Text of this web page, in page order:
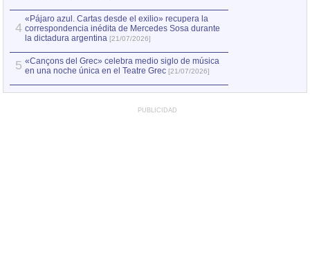
4
«Pájaro azul. Cartas desde el exilio» recupera la
correspondencia inédita de Mercedes Sosa durante
la dictadura argentina [21/07/2026]
5 «Cançons del Grec» celebra medio siglo de música
en una noche única en el Teatre Grec [21/07/2026]
PUBLICIDAD